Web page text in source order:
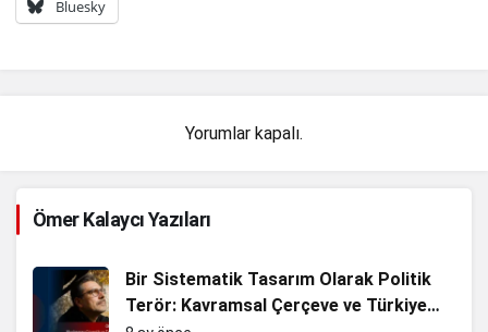
Bluesky
Yorumlar kapalı.
Ömer Kalaycı Yazıları
Bir Sistematik Tasarım Olarak Politik
Terör: Kavramsal Çerçeve ve Türkiye